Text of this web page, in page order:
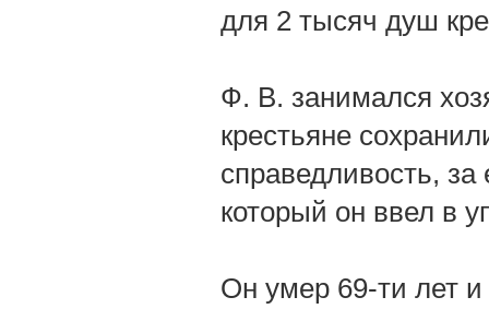
для 2 тысяч душ
Ф. В. занимался
крестьяне
справедливость, за
который он ввел в
Он умер 69-ти лет